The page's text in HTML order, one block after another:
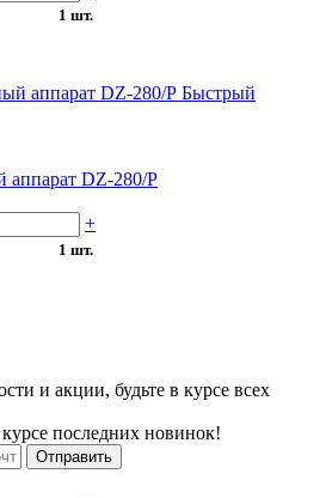
1 шт.
Быстрый
аппарат DZ-280/P
+
1 шт.
и акции, будьте в курсе всех
последних новинок!